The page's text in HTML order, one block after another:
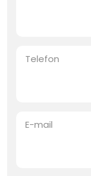
Telefon
E-mail